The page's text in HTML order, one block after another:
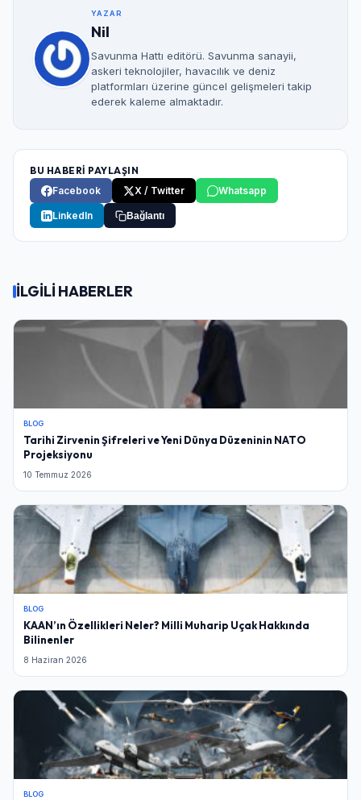
YAZAR
Nil
Savunma Hattı editörü. Savunma sanayii,
askeri teknolojiler, havacılık ve deniz
platformları üzerine güncel gelişmeleri takip
ederek kaleme almaktadır.
BU HABERİ PAYLAŞIN
Facebook
X / Twitter Whatsapp
LinkedIn Bağlantı
İLGİLİ HABERLER
BLOG
Tarihi Zirvenin Şifreleri ve Yeni Dünya Düzeninin NATO
Projeksiyonu
10 Temmuz 2026
BLOG
KAAN’ın Özellikleri Neler? Milli Muharip Uçak Hakkında
Bilinenler
8 Haziran 2026
BLOG